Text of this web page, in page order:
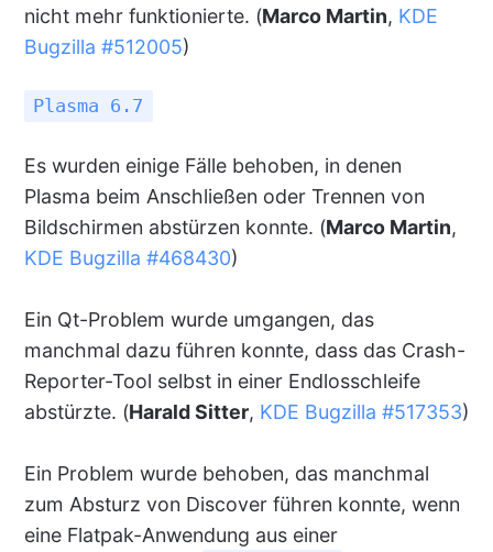
nicht mehr funktionierte. (Marco Martin, KDE
Bugzilla #512005)
Plasma 6.7
Es wurden einige Fälle behoben, in denen
Plasma beim Anschließen oder Trennen von
Bildschirmen abstürzen konnte. (Marco Martin,
KDE Bugzilla #468430)
Ein Qt-Problem wurde umgangen, das
manchmal dazu führen konnte, dass das Crash-
Reporter-Tool selbst in einer Endlosschleife
abstürzte. (Harald Sitter, KDE Bugzilla #517353)
Ein Problem wurde behoben, das manchmal
zum Absturz von Discover führen konnte, wenn
eine Flatpak-Anwendung aus einer